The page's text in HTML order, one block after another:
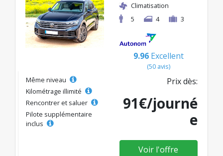
Climatisation
5
4 3
9.96 Excellent
(50 avis)
Même niveau
Kilométrage illimité
Rencontrer et saluer
Pilote supplémentaire
inclus
Prix dès:
91€/journé
e
Voir l'offre